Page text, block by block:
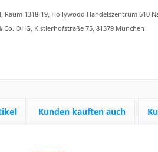
1318-19, Hollywood Handelszentrum 610
Co. OHG, Kistlerhofstraße 75, 81379 München
Kunden kauften auch